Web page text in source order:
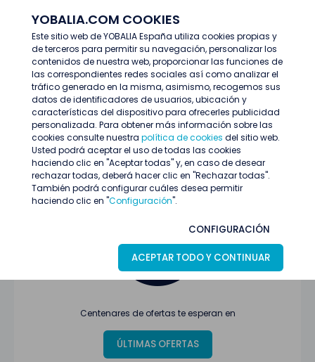
YOBALIA.COM COOKIES
Este sitio web de YOBALIA España utiliza cookies propias y
de terceros para permitir su navegación, personalizar los
contenidos de nuestra web, proporcionar las funciones de
las correspondientes redes sociales así como analizar el
tráfico generado en la misma, asimismo, recogemos sus
datos de identificadores de usuarios, ubicación y
características del dispositivo para ofrecerles publicidad
personalizada. Para obtener más información sobre las
cookies consulte nuestra política de cookies del sitio web.
Usted podrá aceptar el uso de todas las cookies
haciendo clic en "Aceptar todas" y, en caso de desear
rechazar todas, deberá hacer clic en "Rechazar todas".
También podrá configurar cuáles desea permitir
haciendo clic en "Configuración".
CONFIGURACIÓN
ACEPTAR TODO Y CONTINUAR
Últimas ofertas
Oferta no encontrada o ha finalizado su
proceso de selección
Centenares de ofertas te esperan en
ÚLTIMAS OFERTAS